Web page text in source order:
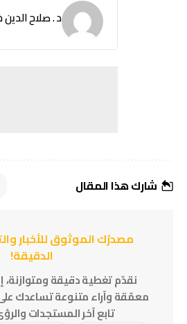
د . صلاح
شارك هذا المقال
مصدرُك الموثوق للأخبار
الدقيقة!
نقدّم تغطية دقيقة ومتوازنة،
معمّقة وآراء متنوعة تساعدك
تابع آخر المستجدات